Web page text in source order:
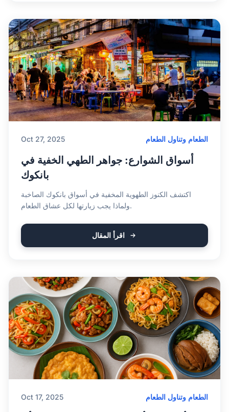
Oct 27, 2025 الطعام وتناول الطعام
أسواق الشوارع: جواهر الطهي الخفية في
بانكوك
اكتشف الكنوز الطهوية المخفية في أسواق بانكوك الصاخبة
ولماذا يجب زيارتها لكل عشاق الطعام.
اقرأ المقال
Oct 17, 2025 الطعام وتناول الطعام